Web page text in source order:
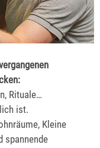
Rituale…
ist.
Kleine
spannende